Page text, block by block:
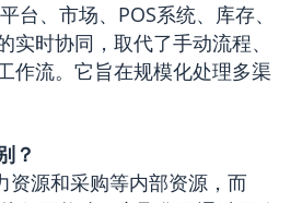
台、市场、POS系统、库存、
实时协同，取代了手动流程、
作流。它旨在规模化处理多渠
？
资源和采购等内部资源，而